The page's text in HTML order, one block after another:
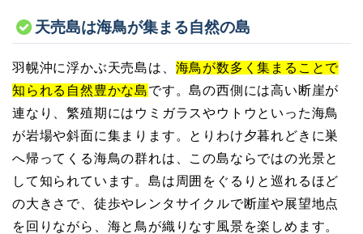
天売島は海鳥が集まる自然の島
羽幌沖に浮かぶ天売島は、 海鳥が数多く集まることで
知られる自然豊かな島です。島の西側には高い断崖が
連なり、繁殖期にはウミガラスやウトウといった海鳥
が岩場や斜面に集まります。とりわけ夕暮れどきに巣
へ帰ってくる海鳥の群れは、この島ならではの光景と
して知られています。島は周囲をぐるりと巡れるほど
の大きさで、徒歩やレンタサイクルで断崖や展望地点
を回りながら、海と鳥が織りなす風景を楽しめます。